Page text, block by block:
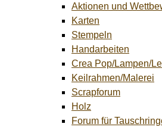
Aktionen und
Karten
Stempeln
Handarbeiten
Crea Pop/Lampen/
Keilrahmen/Malerei
Scrapforum
Holz
Forum für